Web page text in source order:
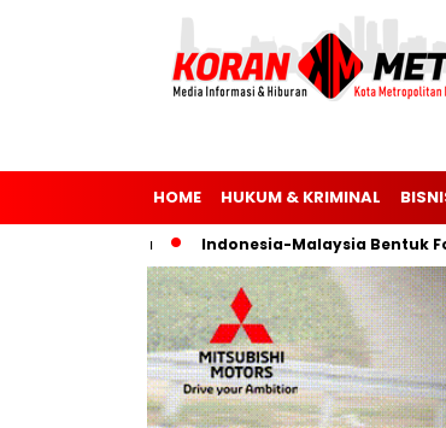
HOME HUKUM & KRIMINAL
Indonesia-Malaysia Bentuk Forum